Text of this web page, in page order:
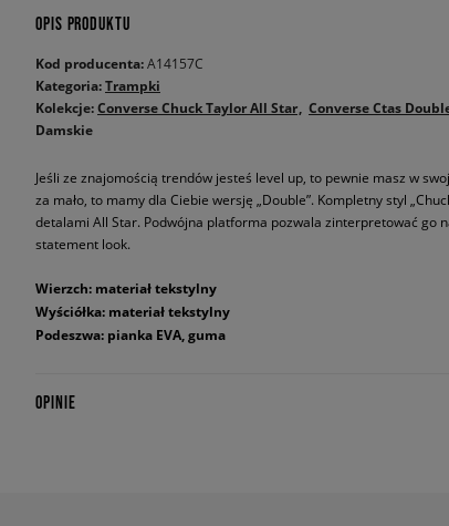
OPIS PRODUKTU
Kod producenta:A14157C
Kategoria:Trampki
Kolekcje:Converse Chuck Taylor All Star Converse Ctas
Damskie
Jeśli ze znajomością trendów jesteś level up, to pewnie masz w
za mało, to mamy dla Ciebie wersję „Double”. Kompletny styl
detalami All Star. Podwójna platforma pozwala zinterpretować go
statement look.
Wierzch: materiał tekstylny
Wyściółka: materiał tekstylny
Podeszwa: pianka EVA, guma
OPINIE